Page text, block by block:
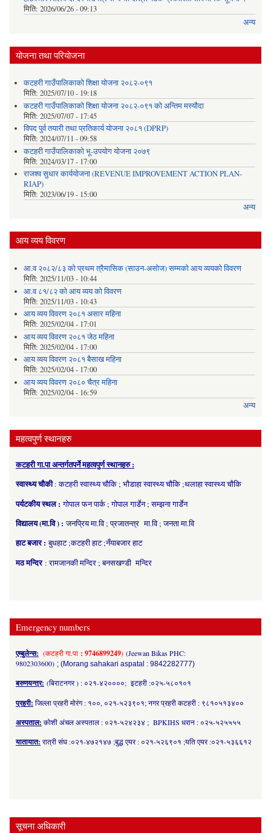
मिति: 2026/06/26 - 09:13
अन्य
योजना तथा परियोजना
कटहरी गाउँपालिकाको शिक्षा योजना २०८२-०९१
मिति: 2025/07/10 - 19:18
कटहरी गाउँपालिकाको शिक्षा योजना २०८२-०९१ को अन्तिम मस्यौदा
मिति: 2025/07/07 - 17:45
विपद पुर्व तयारी तथा प्रतिकार्य योजना २०८१ (DPRP)
मिति: 2024/07/11 - 09:58
कटहरी गाउँपालिकाको भू-उपयोग योजना २०७९
मिति: 2024/03/17 - 17:00
राजश्व सुधार कार्ययोजना (REVENUE IMPROVEMENT ACTION PLAN-
RIAP)
मिति: 2023/06/19 - 15:00
अन्य
आय व्यय विवरण
आ.व २०८२/८३ को प्रथम त्रैमासिक (साउन-असोज) सम्मको आय व्ययको विवरण
मिति: 2025/11/03 - 10:44
आ.व ८१/८२ को आय व्यय को विवरण
मिति: 2025/11/03 - 10:43
आय व्यय विवरण २०८१ असार महिना
मिति: 2025/02/04 - 17:01
आय व्यय विवरण २०८१ जेठ महिना
मिति: 2025/02/04 - 17:00
आय व्यय विवरण २०८१ बैसाख महिना
मिति: 2025/02/04 - 17:00
आय व्यय विवरण २०८० चैत्र महिना
मिति: 2025/02/04 - 16:59
अन्य
महत्वपुर्ण स्थानहरु
कटहरी गा.पा अन्तर्गतपर्ने महत्वपुर्ण स्थानहरु :
स्वास्थ्य चौकी: कटहरी स्वास्थ्य चौकि ; भौडाहा स्वास्थ्य चौकि ;थलाहा स्वास्थ्य चौकि
पर्यटकीय स्थल :गोपाल फन पार्क ; गोपाल गार्डेन ; सम्झना गार्डेन
विद्यालय (मा.वि ) :जनप्रिय मा.वि ; प्रजातन्त्र मा.वि ; जनता मा.वि
हाट बजार :बुधहाट ;कटहरी हाट ;नँयाबजार हाट
मठ मन्दिर : रामजानकी मन्दिर ; बनसखण्डी मन्दिर
Emergency numbers
एम्बुलेन्स: (कटहरी गा.पा : 9746899249) (Jeewan Bikas PHC:
9802303600) ; (Morang sahakari aspatal : 9842282777)
बरुणयन्त्र: (बिराटनगर ) : ०२१-४२००००; इटहरी :०२५-५८०१०१
प्रहरी: जिल्ला प्रहरी मोरंग : १००, ०२१-५२३९०१; नगर प्रहरी कटहरी : ९८१०५१३४००
अस्पताल: कोशी अंचल अस्पताल : ०२१-५२४२३४ ; BPKIHS धरान : ०२५-५२५५५५
यातायात: रात्री संघ :०२१-४७२१४७ ;बुद्ध एयर : ०२१-५२६९०१ ;यति एयर :०२१-५३६६१२
सूचना अधिकारी